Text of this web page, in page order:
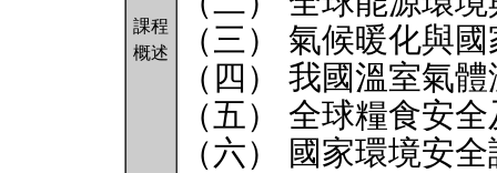
課程
概述
（三） 氣候暖化與
（四） 我國溫室氣
（五） 全球糧食安
（六） 國家環境安